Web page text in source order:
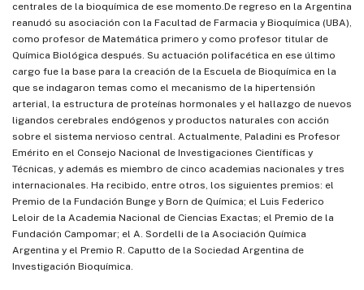
centrales de la bioquímica de ese momento.De regreso en la Argentina
reanudó su asociación con la Facultad de Farmacia y Bioquímica (UBA),
como profesor de Matemática primero y como profesor titular de
Química Biológica después. Su actuación polifacética en ese último
cargo fue la base para la creación de la Escuela de Bioquímica en la
que se indagaron temas como el mecanismo de la hipertensión
arterial, la estructura de proteínas hormonales y el hallazgo de nuevos
ligandos cerebrales endógenos y productos naturales con acción
sobre el sistema nervioso central. Actualmente, Paladini es Profesor
Emérito en el Consejo Nacional de Investigaciones Científicas y
Técnicas, y además es miembro de cinco academias nacionales y tres
internacionales. Ha recibido, entre otros, los siguientes premios: el
Premio de la Fundación Bunge y Born de Química; el Luis Federico
Leloir de la Academia Nacional de Ciencias Exactas; el Premio de la
Fundación Campomar; el A. Sordelli de la Asociación Química
Argentina y el Premio R. Caputto de la Sociedad Argentina de
Investigación Bioquímica.